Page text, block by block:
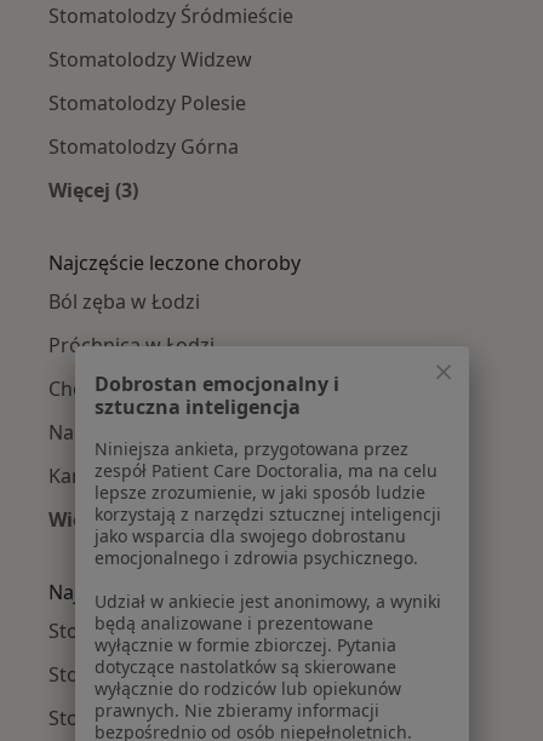
Stomatolodzy Śródmieście
Stomatolodzy Widzew
Stomatolodzy Polesie
Stomatolodzy Górna
Więcej (3)
Najczęście leczone choroby
Ból zęba w Łodzi
Próchnica w Łodzi
Choroby miazgi w Łodzi
Nadwrażliwość zębów w Łodzi
Kamień nazębny w Łodzi
Więcej (15)
Więcej w kategorii: Najczęście leczone
Najpopularniejsze ubezpieczenia
Stomatolodzy z Allianz w Łodzi
Stomatolodzy z Medicover w Łodzi
Stomatolodzy z NFZ w Łodzi
Dobrostan emocjonalny i
sztuczna inteligencja
Niniejsza ankieta, przygotowana przez
zespół Patient Care Doctoralia, ma na celu
lepsze zrozumienie, w jaki sposób ludzie
korzystają z narzędzi sztucznej inteligencji
jako wsparcia dla swojego dobrostanu
emocjonalnego i zdrowia psychicznego.
Udział w ankiecie jest anonimowy, a wyniki
będą analizowane i prezentowane
wyłącznie w formie zbiorczej. Pytania
dotyczące nastolatków są skierowane
wyłącznie do rodziców lub opiekunów
prawnych. Nie zbieramy informacji
bezpośrednio od osób niepełnoletnich.